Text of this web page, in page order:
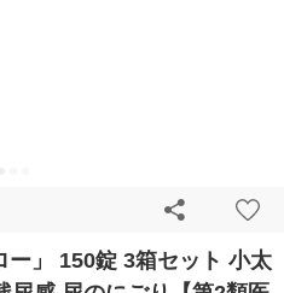
」 150錠 3箱セット 小太